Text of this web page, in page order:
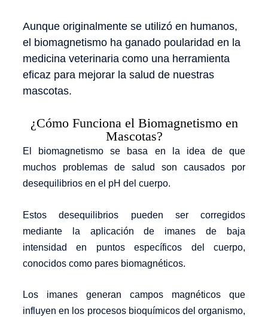
Aunque originalmente se utilizó en humanos,
el biomagnetismo ha ganado poularidad en la
medicina veterinaria como una herramienta
eficaz para mejorar la salud de nuestras
mascotas.
¿Cómo Funciona el Biomagnetismo en
Mascotas?
El biomagnetismo se basa en la idea de que
muchos problemas de salud son causados por
desequilibrios en el pH del cuerpo.
Estos desequilibrios pueden ser corregidos
mediante la aplicación de imanes de baja
intensidad en puntos específicos del cuerpo,
conocidos como pares biomagnéticos.
Los imanes generan campos magnéticos que
influyen en los procesos bioquímicos del organismo,